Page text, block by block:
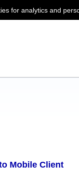
for analytics and
Mobile Client